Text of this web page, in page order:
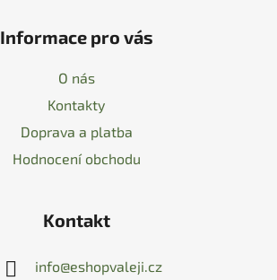
Informace pro vás
O nás
Kontakty
Doprava a platba
Hodnocení obchodu
Kontakt
info@eshopvaleji.cz